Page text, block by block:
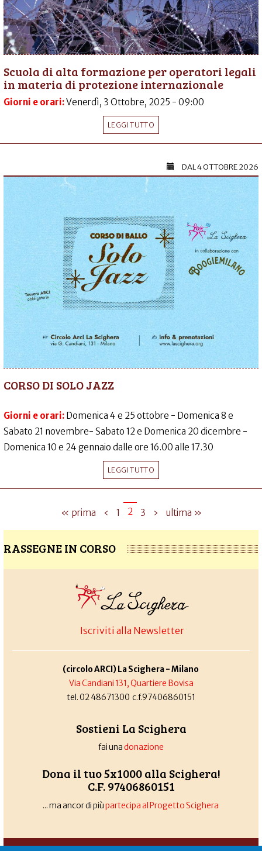
Scuola di alta formazione per operatori legali
in materia di protezione internazionale
Giorni e orari:Venerdì, 3 Ottobre, 2025 - 09:00
LEGGI TUTTO
DAL4 OTTOBRE 2026
CORSO DI SOLO JAZZ
Giorni e orari: Domenica 4 e 25 ottobre - Domenica 8 e
Sabato 21 novembre- Sabato 12 e Domenica 20 dicembre -
Domenica 10 e 24 gennaio dalle ore 16.00 alle 17.30
LEGGI TUTTO
« prima ‹ 1 2 3 › ultima »
RASSEGNE IN CORSO
Iscriviti alla Newsletter
(circolo ARCI) La Scighera - Milano
Via Candiani 131, Quartiere Bovisa
tel. 02 48671300 c.f.97406860151
Sostieni La Scighera
fai unadonazione
Dona il tuo 5x1000 alla Scighera!
C.F. 97406860151
... ma ancor di piùpartecipa al Progetto Scighera